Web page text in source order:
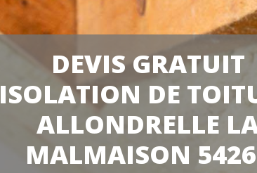
DEVIS GRATUIT
ISOLATION DE
ALLONDRELLE
MALMAISON